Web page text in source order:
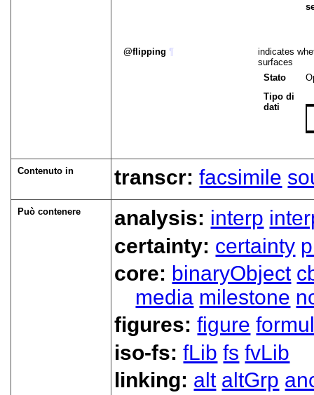
flipping ¶
indicates
surfaces
Stato
Tipo di
dati
Contenuto in transcr:facsimile
Può contenere analysis: interp
certainty: certainty
core: binaryObject
media milestone
figures:figure
iso-fs:fLib fs fvLib
linking: alt altGrp